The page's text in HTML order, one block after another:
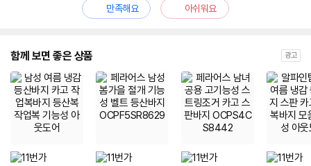
만족해요
아쉬워요
함께 보면 좋은 상품 광고